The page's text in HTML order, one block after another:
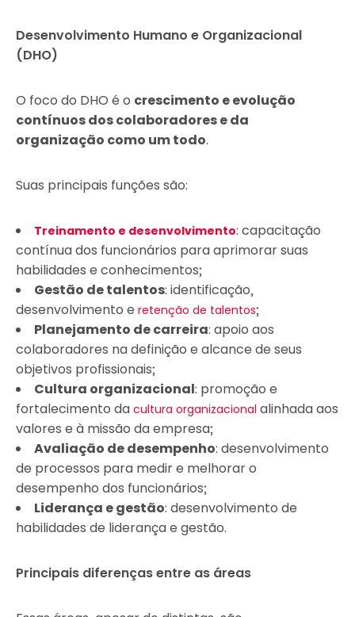
Desenvolvimento Humano e Organizacional
(DHO)
O foco do DHO é o crescimento e evolução
contínuos dos colaboradores e da
organização como um todo.
Suas principais funções são:
Treinamento e desenvolvimento: capacitação
contínua dos funcionários para aprimorar suas
habilidades e conhecimentos;
Gestão de talentos: identificação,
desenvolvimento e retenção de talentos;
Planejamento de carreira: apoio aos
colaboradores na definição e alcance de seus
objetivos profissionais;
Cultura organizacional: promoção e
fortalecimento da cultura organizacional alinhada aos
valores e à missão da empresa;
Avaliação de desempenho: desenvolvimento
de processos para medir e melhorar o
desempenho dos funcionários;
Liderança e gestão: desenvolvimento de
habilidades de liderança e gestão.
Principais diferenças entre as áreas